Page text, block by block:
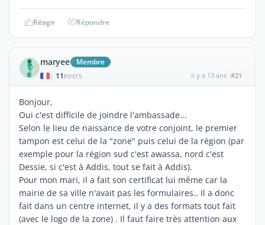
Réagir Répondre
maryee Membre
| 11 POSTS il y a 13 ans #21
Bonjour,
Oui c'est difficile de joindre l'ambassade...
Selon le lieu de naissance de votre conjoint, le premier
tampon est celui de la "zone" puis celui de la région (par
exemple pour la région sud c'est awassa, nord c'est
Dessie, si c'est à Addis, tout se fait à Addis).
Pour mon mari, il a fait son certificat lui même car la
mairie de sa ville n'avait pas les formulaires.. Il a donc
fait dans un centre internet, il y a des formats tout fait
(avec le logo de la zone) . Il faut faire très attention aux